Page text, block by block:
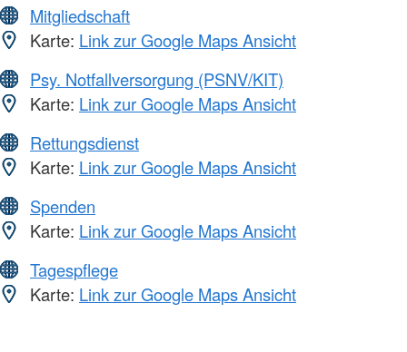
Mitgliedschaft
Karte: Link zur Google Maps Ansicht
Psy. Notfallversorgung (PSNV/KIT)
Karte: Link zur Google Maps Ansicht
Rettungsdienst
Karte: Link zur Google Maps Ansicht
Spenden
Karte: Link zur Google Maps Ansicht
Tagespflege
Karte: Link zur Google Maps Ansicht